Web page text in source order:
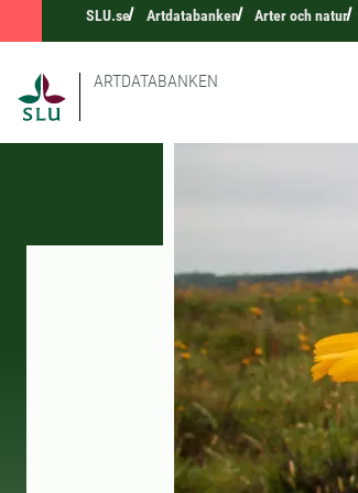
SLU.se Artdatabanken Arter och natur
ARTDATABANKEN